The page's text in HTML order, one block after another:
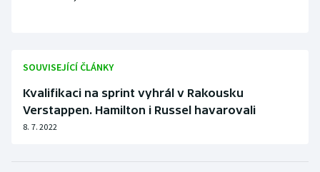
SOUVISEJÍCÍ ČLÁNKY
Kvalifikaci na sprint vyhrál v Rakousku
Verstappen. Hamilton i Russel havarovali
8. 7. 2022